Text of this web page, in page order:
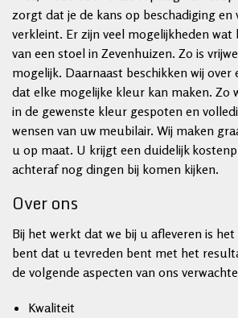
zorgt dat je de kans op beschadiging en
verkleint. Er zijn veel mogelijkheden
van een stoel in Zevenhuizen. Zo is
mogelijk. Daarnaast beschikken wij over
dat elke mogelijke kleur kan maken. Zo
in de gewenste kleur gespoten en
wensen van uw meubilair. Wij maken
u op maat. U krijgt een duidelijk
achteraf nog dingen bij komen kijken.
Over ons
Bij het werkt dat we bij u afleveren is
bent dat u tevreden bent met het
de volgende aspecten van ons
Kwaliteit